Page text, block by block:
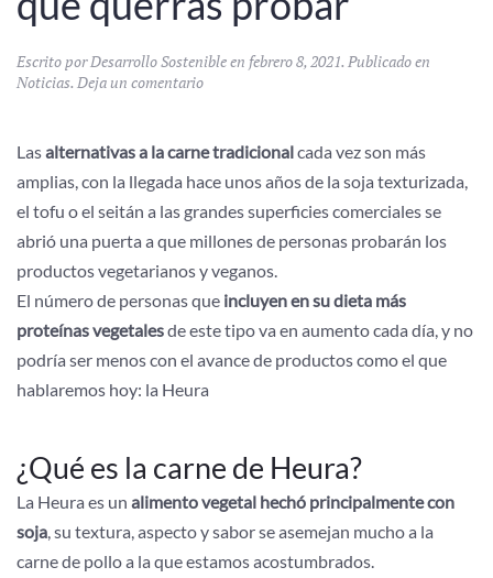
Escrito porDesarrollo Sostenibleen febrero 8, 2021. Publicado en
Noticias. Deja un comentario
Lasalternativas a la carne tradicionalcada vez son más
amplias, con la llegada hace unos años de la soja texturizada,
el tofu o el seitán a las grandes superficies comerciales se
abrió una puerta a que millones de personas probarán los
productos vegetarianos y veganos.
El número de personas que incluyen en su dieta más
proteínas vegetalesde este tipo va en aumento cada día, y no
podría ser menos con el avance de productos como el que
hablaremos hoy: la Heura
¿Qué es la carne de Heura?
La Heura es un alimento vegetal hechó principalmente con
soja , su textura, aspecto y sabor se asemejan mucho a la
carne de pollo a la que estamos acostumbrados.